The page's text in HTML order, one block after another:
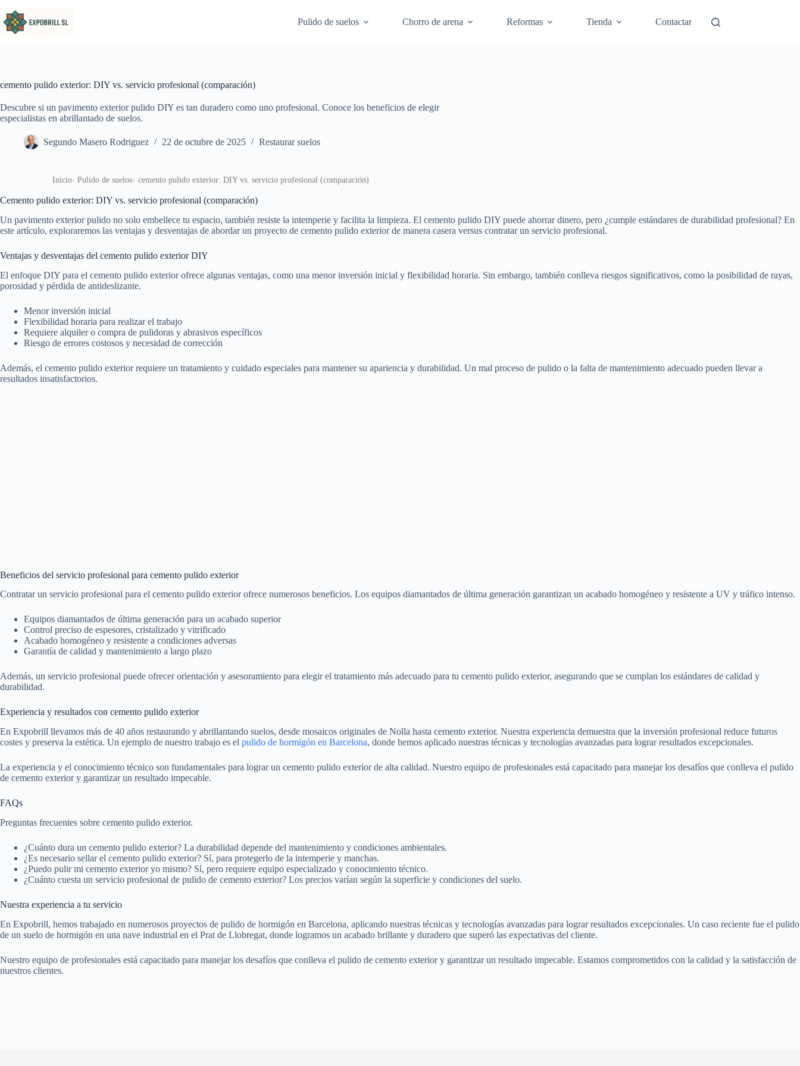
Pulido de suelos
Chorro de arena Reformas Tienda Contactar
cemento pulido exterior: DIY vs. servicio profesional (comparación)
Descubre si un pavimento exterior pulido DIY es tan duradero como uno profesional. Conoce los beneficios de elegir
especialistas en abrillantado de suelos.
Segundo Masero Rodriguez 22 de octubre de 2025 Restaurar suelos
Inicio Pulido de suelos cemento pulido exterior: DIY vs. servicio profesional (comparación)
Cemento pulido exterior: DIY vs. servicio profesional (comparación)
Un pavimento exterior pulido no solo embellece tu espacio, también resiste la intemperie y facilita la limpieza. El cemento pulido DIY puede ahorrar dinero, pero ¿cumple estándares de durabilidad profesional? En
este artículo, exploraremos las ventajas y desventajas de abordar un proyecto de cemento pulido exterior de manera casera versus contratar un servicio profesional.
Ventajas y desventajas del cemento pulido exterior DIY
El enfoque DIY para el cemento pulido exterior ofrece algunas ventajas, como una menor inversión inicial y flexibilidad horaria. Sin embargo, también conlleva riesgos significativos, como la posibilidad de rayas,
porosidad y pérdida de antideslizante.
Menor inversión inicial
Flexibilidad horaria para realizar el trabajo
Requiere alquiler o compra de pulidoras y abrasivos específicos
Riesgo de errores costosos y necesidad de corrección
Además, el cemento pulido exterior requiere un tratamiento y cuidado especiales para mantener su apariencia y durabilidad. Un mal proceso de pulido o la falta de mantenimiento adecuado pueden llevar a
resultados insatisfactorios.
Beneficios del servicio profesional para cemento pulido exterior
Contratar un servicio profesional para el cemento pulido exterior ofrece numerosos beneficios. Los equipos diamantados de última generación garantizan un acabado homogéneo y resistente a UV y tráfico intenso.
Equipos diamantados de última generación para un acabado superior
Control preciso de espesores, cristalizado y vitrificado
Acabado homogéneo y resistente a condiciones adversas
Garantía de calidad y mantenimiento a largo plazo
Además, un servicio profesional puede ofrecer orientación y asesoramiento para elegir el tratamiento más adecuado para tu cemento pulido exterior, asegurando que se cumplan los estándares de calidad y
durabilidad.
Experiencia y resultados con cemento pulido exterior
En Expobrill llevamos más de 40 años restaurando y abrillantando suelos, desde mosaicos originales de Nolla hasta cemento exterior. Nuestra experiencia demuestra que la inversión profesional reduce futuros
costes y preserva la estética. Un ejemplo de nuestro trabajo es el pulido de hormigón en Barcelona, donde hemos aplicado nuestras técnicas y tecnologías avanzadas para lograr resultados excepcionales.
La experiencia y el conocimiento técnico son fundamentales para lograr un cemento pulido exterior de alta calidad. Nuestro equipo de profesionales está capacitado para manejar los desafíos que conlleva el pulido
de cemento exterior y garantizar un resultado impecable.
FAQs
Preguntas frecuentes sobre cemento pulido exterior.
¿Cuánto dura un cemento pulido exterior? La durabilidad depende del mantenimiento y condiciones ambientales.
¿Es necesario sellar el cemento pulido exterior? Sí, para protegerlo de la intemperie y manchas.
¿Puedo pulir mi cemento exterior yo mismo? Sí, pero requiere equipo especializado y conocimiento técnico.
¿Cuánto cuesta un servicio profesional de pulido de cemento exterior? Los precios varían según la superficie y condiciones del suelo.
Nuestra experiencia a tu servicio
En Expobrill, hemos trabajado en numerosos proyectos de pulido de hormigón en Barcelona, aplicando nuestras técnicas y tecnologías avanzadas para lograr resultados excepcionales. Un caso reciente fue el pulido
de un suelo de hormigón en una nave industrial en el Prat de Llobregat, donde logramos un acabado brillante y duradero que superó las expectativas del cliente.
Nuestro equipo de profesionales está capacitado para manejar los desafíos que conlleva el pulido de cemento exterior y garantizar un resultado impecable. Estamos comprometidos con la calidad y la satisfacción de
nuestros clientes.